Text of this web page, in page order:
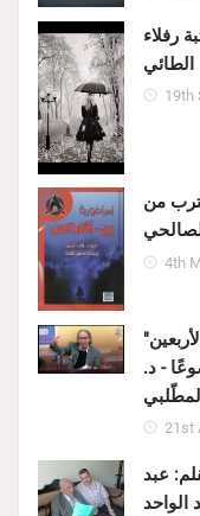
رفلاء
الطائي
19th
من
4th
- د.
21st
عبد
الواحد